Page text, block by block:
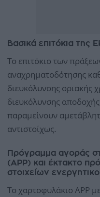
Βασικά επιτόκια της
Το επιτόκιο των
αναχρηματοδότησης
διευκόλυνσης οριακής
διευκόλυνσης
παραμείνουν
αντιστοίχως.
Πρόγραμμα αγοράς
(APP) και έκτακτο
στοιχείων
Το χαρτοφυλάκιο APP